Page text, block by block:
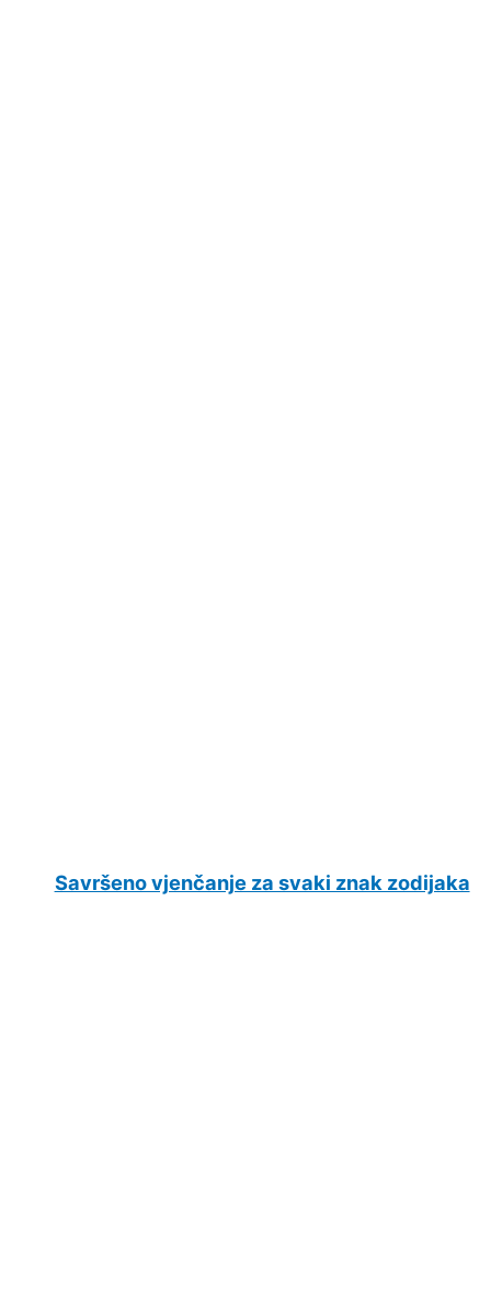
Savršeno vjenčanje za svaki znak zodijaka